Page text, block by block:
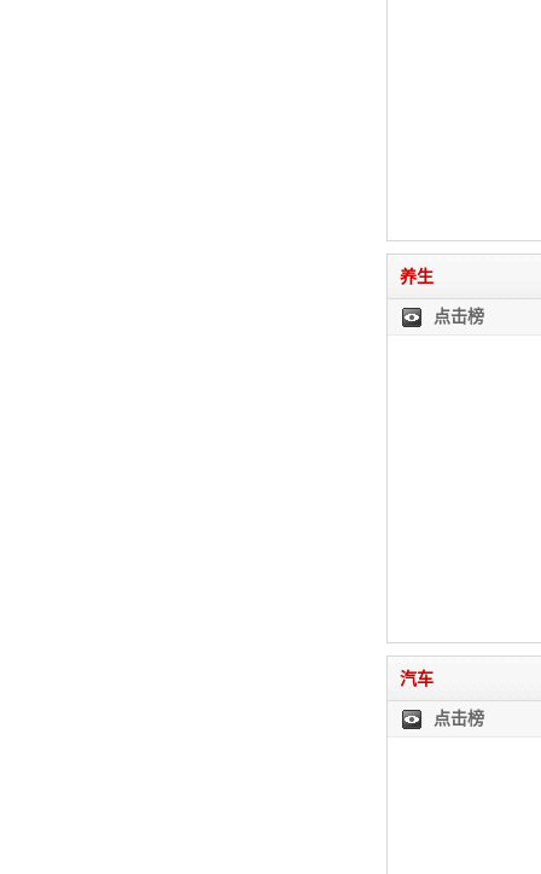
养生
点击榜
汽车
点击榜